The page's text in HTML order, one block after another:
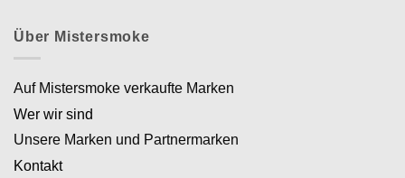
Über Mistersmoke
Auf Mistersmoke verkaufte Marken
Wer wir sind
Unsere Marken und Partnermarken
Kontakt